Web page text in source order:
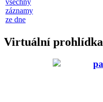
všechny
záznamy
ze dne
Virtuální prohlídka